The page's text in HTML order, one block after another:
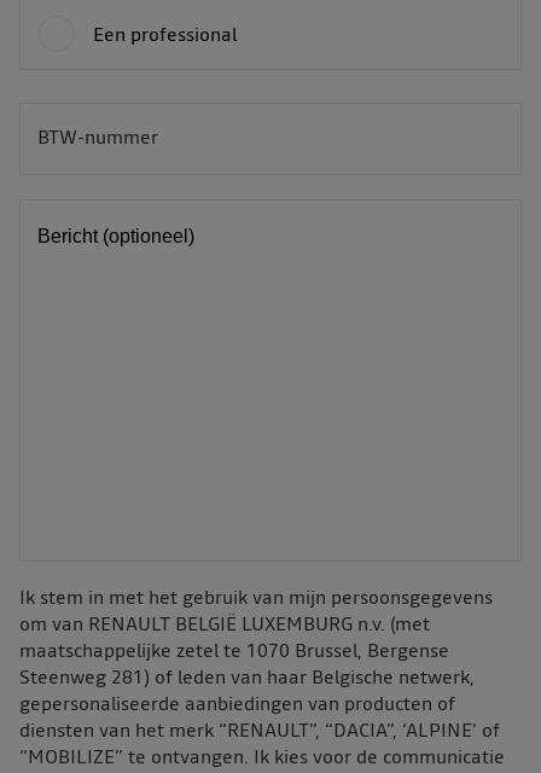
Een professional
BTW-nummer
BE
Bericht (optioneel)
Ik stem in met het gebruik van mijn persoonsgegevens
om van RENAULT BELGIË LUXEMBURG n.v. (met
maatschappelijke zetel te 1070 Brussel, Bergense
Steenweg 281) of leden van haar Belgische netwerk,
gepersonaliseerde aanbiedingen van producten of
diensten van het merk “RENAULT”, “DACIA”, ‘ALPINE’ of
“MOBILIZE” te ontvangen. Ik kies voor de communicatie